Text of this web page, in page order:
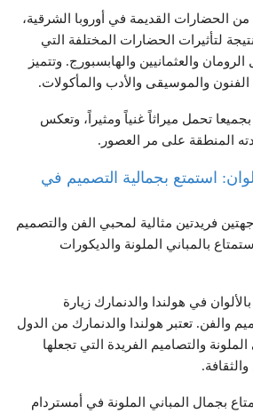
من الحضارات القديمة في أوروبا الشرقية،
لتأثيرات الحضارات المختلفة التي
والعثمانيين والهابسبورج. وتتميز
الفنون والموسيقى والأدب والمأكولات.
تحمل ميراثاً غنياً ومثيراً، وتعكس
المنطقة على مر العصور.
استمتع بجمالية التصميم في
فريدتين مثالية لمحبي الفن والتصميم
بالمباني الملونة والديكورات
في هولندا والدنمارك زيارة
والفن. تعتبر هولندا والدنمارك من الدول
الملونة والتصاميم الفريدة التي تجعلها
بجمال المباني الملونة في أمستردام